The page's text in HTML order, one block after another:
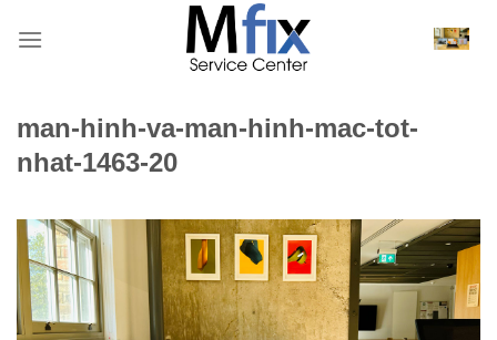
qua
man-hinh-va-man-hinh-mac-tot-
nhat-1463-20